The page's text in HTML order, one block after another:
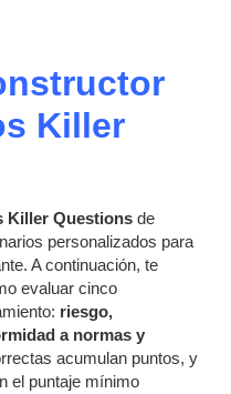
Killer
Killer Questions de
personalizados para
A continuación, te
evaluar cinco
riesgo,
a normas y
acumulan puntos, y
el puntaje mínimo